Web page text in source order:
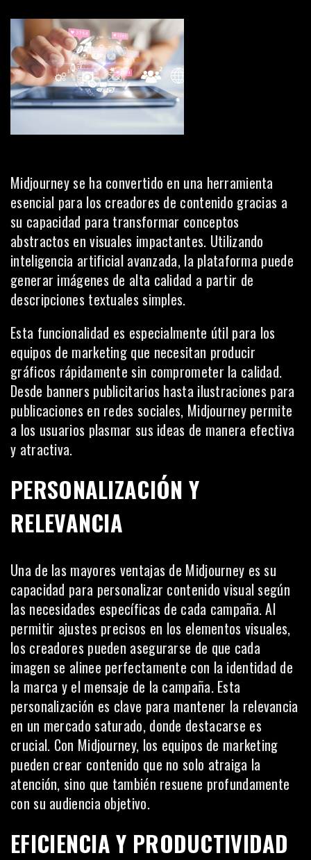
Midjourney se ha convertido en una herramienta
esencial para los creadores de contenido gracias a
su capacidad para transformar conceptos
abstractos en visuales impactantes. Utilizando
inteligencia artificial avanzada, la plataforma puede
generar imágenes de alta calidad a partir de
descripciones textuales simples.
Esta funcionalidad es especialmente útil para los
equipos de marketing que necesitan producir
gráficos rápidamente sin comprometer la calidad.
Desde banners publicitarios hasta ilustraciones para
publicaciones en redes sociales, Midjourney permite
a los usuarios plasmar sus ideas de manera efectiva
y atractiva.
PERSONALIZACIÓN Y
RELEVANCIA
Una de las mayores ventajas de Midjourney es su
capacidad para personalizar contenido visual según
las necesidades específicas de cada campaña. Al
permitir ajustes precisos en los elementos visuales,
los creadores pueden asegurarse de que cada
imagen se alinee perfectamente con la identidad de
la marca y el mensaje de la campaña. Esta
personalización es clave para mantener la relevancia
en un mercado saturado, donde destacarse es
crucial. Con Midjourney, los equipos de marketing
pueden crear contenido que no solo atraiga la
atención, sino que también resuene profundamente
con su audiencia objetivo.
EFICIENCIA Y PRODUCTIVIDAD